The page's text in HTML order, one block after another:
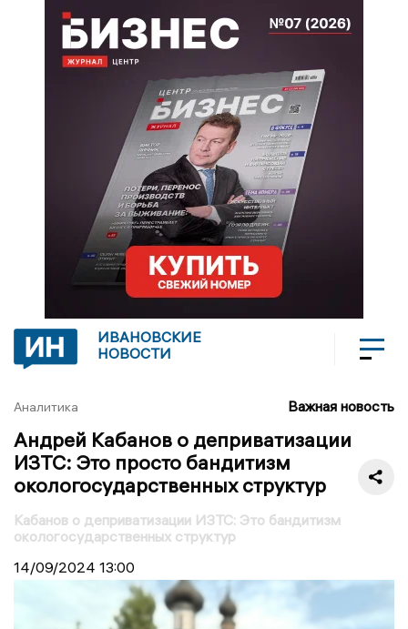
ИВАНОВСКИЕ
НОВОСТИ
Аналитика Важная новость
Андрей Кабанов о деприватизации
ИЗТС: Это просто бандитизм
окологосударственных структур
Кабанов о деприватизации ИЗТС: Это бандитизм
окологосударственных структур
14/09/2024 13:00